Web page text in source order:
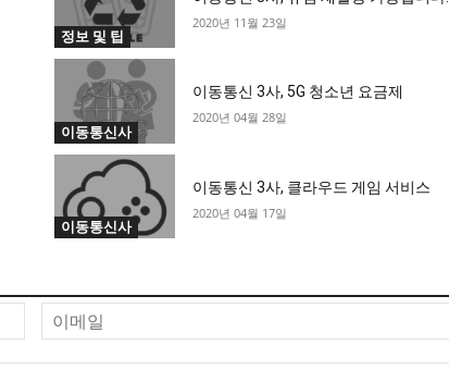
정보 및 팁
2020년 11월 23일
이동통신사
이동통신 3사, 5G 청소년 요금제
2020년 04월 28일
이동통신사
이동통신 3사, 클라우드 게임 서비스
2020년 04월 17일
름